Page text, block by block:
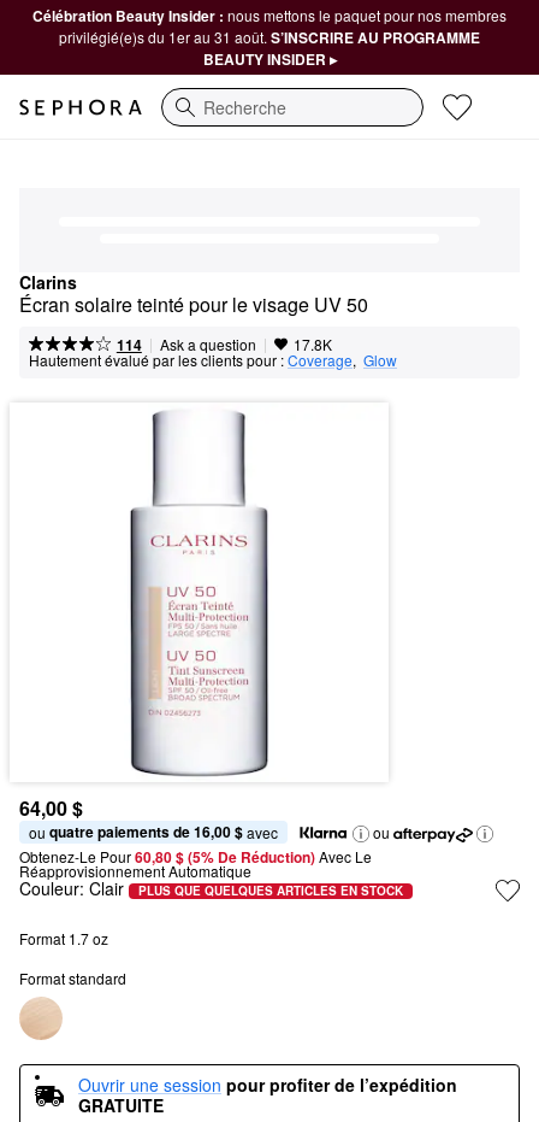
Célébration Beauty Insider : nous mettons le paquet pour nos membres
privilégié(e)s du 1er au 31 août. S’INSCRIRE AU PROGRAMME
BEAUTY INSIDER ▸
Recherche
Clarins
Écran solaire teinté pour le visage UV 50
114 | Ask a question | 17.8K
Hautement évalué par les clients pour :Coverage, Glow
64,00 $
ou quatre paiements de 16,00 $ avec
ou
Obtenez-Le Pour60,80 $ (5% De Réduction) Avec Le
Réapprovisionnement Automatique
Couleur: Clair PLUS QUE QUELQUES ARTICLES EN STOCK
Format 1.7 oz
Format standard
Ouvrir une session pour profiter de l’expédition
GRATUITE